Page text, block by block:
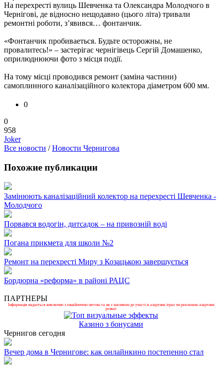
На перехресті вулиць Шевченка та Олександра Молодчого в
Чернігові, де відносно нещодавно (цього літа) тривали
ремонтні роботи, з’явився… фонтанчик.
«Фонтанчик пробиваеться. Будьте осторожны, не
провалитесь!» – застерігає чернігівець Сергій Домашенко,
оприлюднюючи фото з місця події.
На тому місці проводився ремонт (заміна частини)
самоплинного каналізаційного колектора діаметром 600 мм.
0
0
958
Joker
Все новости /Новости Чернигова
Похожие публикации
Замінюють каналізаційний колектор на перехресті Шевченка -
Молодчого
Порвався водогін, дитсадок – на привозній воді
Погана прикмета для школи №2
Ремонт на перехресті Миру з Козацькою завершується
Бордюрна «реформа» в районі РАЦС
ПАРТНЕРЫ
Інформація надається виключно з ознайомчою метою та не є закликом до участі в азартних іграх чи рекламою азартних
розваг.
Казино з бонусами
Чернигов сегодня
Вечер дома в Чернигове: как онлайнкино постепенно стал